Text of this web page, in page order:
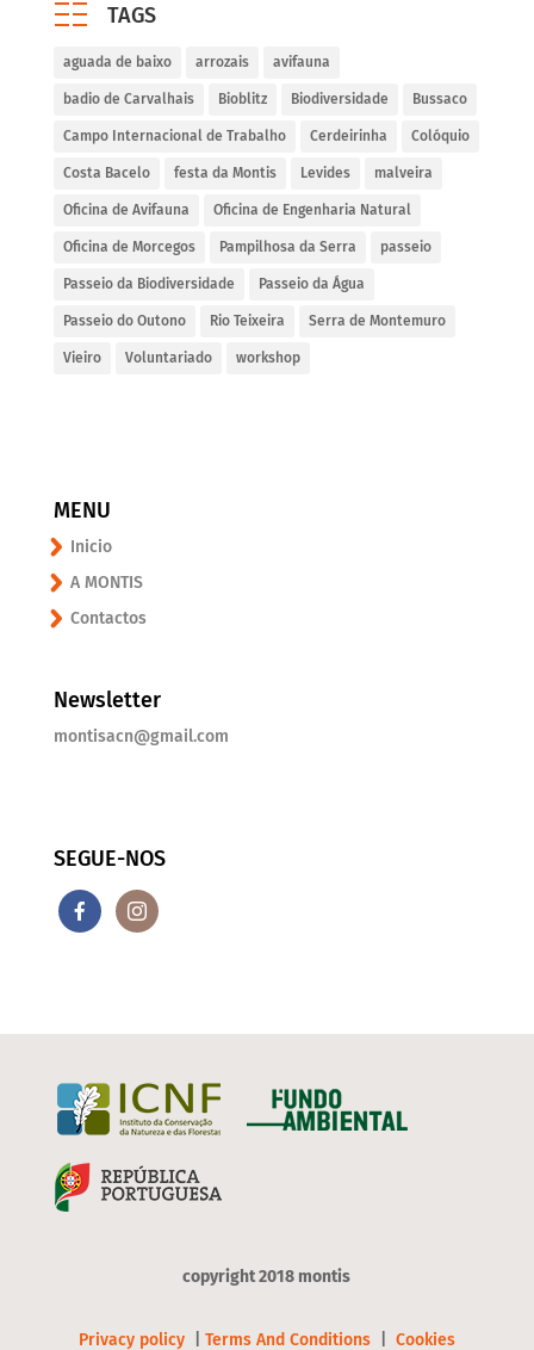
TAGS
aguada de baixo arrozais avifauna
badio de Carvalhais Bioblitz Biodiversidade Bussaco
Campo Internacional de Trabalho Cerdeirinha Colóquio
Costa Bacelo festa da Montis Levides malveira
Oficina de Avifauna Oficina de Engenharia Natural
Oficina de Morcegos Pampilhosa da Serra passeio
Passeio da Biodiversidade Passeio da Água
Passeio do Outono Rio Teixeira Serra de Montemuro
Vieiro Voluntariado workshop
MENU
Inicio
A MONTIS
Contactos
Newsletter
montisacn@gmail.com
SEGUE-NOS
copyright 2018 montis
Privacy policy Terms And Conditions| Cookies